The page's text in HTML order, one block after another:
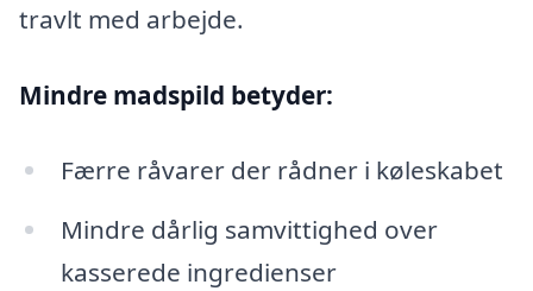
travlt med arbejde.
Mindre madspild betyder:
Færre råvarer der rådner i køleskabet
Mindre dårlig samvittighed over
kasserede ingredienser